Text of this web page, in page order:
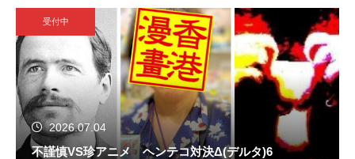
受付中
2026.07.04
不謹慎VS珍アニメ ヘンテコ対決Δ(デルタ)6